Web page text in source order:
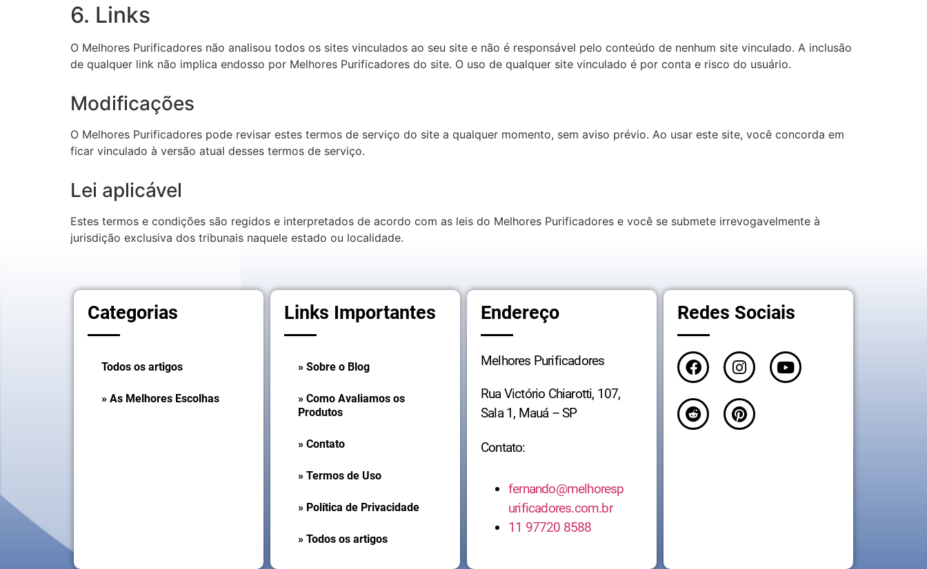
6. Links
O Melhores Purificadores não analisou todos os sites vinculados ao seu site e não é responsável pelo conteúdo de nenhum site vinculado. A inclusão
de qualquer link não implica endosso por Melhores Purificadores do site. O uso de qualquer site vinculado é por conta e risco do usuário.
Modificações
O Melhores Purificadores pode revisar estes termos de serviço do site a qualquer momento, sem aviso prévio. Ao usar este site, você concorda em
ficar vinculado à versão atual desses termos de serviço.
Lei aplicável
Estes termos e condições são regidos e interpretados de acordo com as leis do Melhores Purificadores e você se submete irrevogavelmente à
jurisdição exclusiva dos tribunais naquele estado ou localidade.
Categorias
Todos os artigos
» As Melhores Escolhas
Links Importantes
» Sobre o Blog
» Como Avaliamos os
Produtos
» Contato
» Termos de Uso
» Política de Privacidade
» Todos os artigos
Endereço
Melhores Purificadores
Rua Victório Chiarotti, 107,
Sala 1, Mauá – SP
Contato:
fernando@melhoresp
urificadores.com.br
11 97720 8588
Redes Sociais